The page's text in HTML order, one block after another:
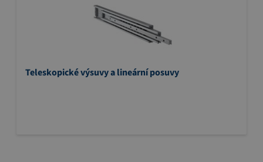
Teleskopické výsuvy a lineární posuvy